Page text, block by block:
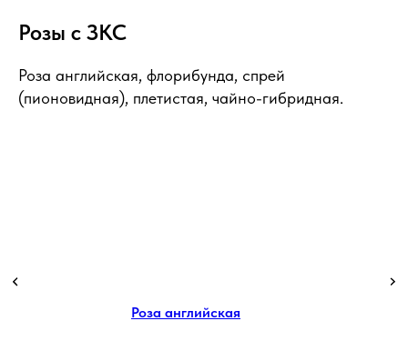
Розы с ЗКС
Роза английская, флорибунда, спрей
(пионовидная), плетистая, чайно-гибридная.
Роза английская